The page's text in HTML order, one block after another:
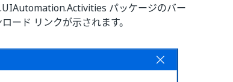
パッケージのバー
ード リンクが示されます。